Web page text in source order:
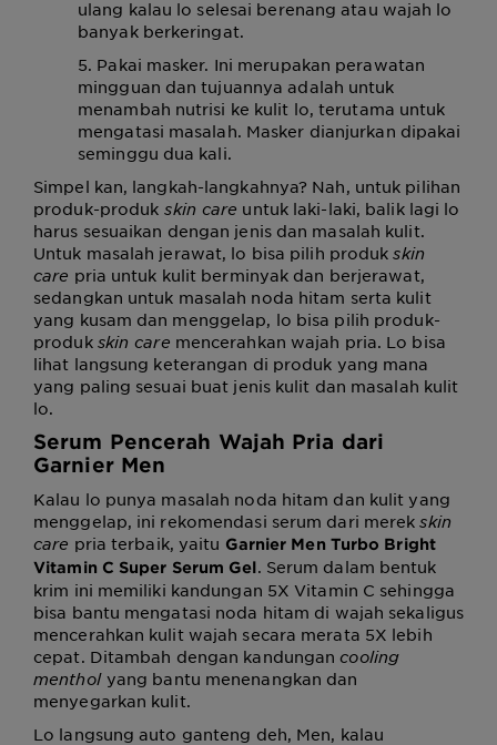
ulang kalau lo selesai berenang atau wajah lo
banyak berkeringat.
5. Pakai masker. Ini merupakan perawatan
mingguan dan tujuannya adalah untuk
menambah nutrisi ke kulit lo, terutama untuk
mengatasi masalah. Masker dianjurkan dipakai
seminggu dua kali.
Simpel kan, langkah-langkahnya? Nah, untuk pilihan
produk-produk skin care untuk laki-laki, balik lagi lo
harus sesuaikan dengan jenis dan masalah kulit.
Untuk masalah jerawat, lo bisa pilih produkskin
care pria untuk kulit berminyak dan berjerawat,
sedangkan untuk masalah noda hitam serta kulit
yang kusam dan menggelap, lo bisa pilih produk-
produk skin care mencerahkan wajah pria. Lo bisa
lihat langsung keterangan di produk yang mana
yang paling sesuai buat jenis kulit dan masalah kulit
lo.
Serum Pencerah Wajah Pria dari
Garnier Men
Kalau lo punya masalah noda hitam dan kulit yang
menggelap, ini rekomendasi serum dari merekskin
care pria terbaik, yaitu Garnier Men Turbo Bright
Vitamin C Super Serum Gel. Serum dalam bentuk
krim ini memiliki kandungan 5X Vitamin C sehingga
bisa bantu mengatasi noda hitam di wajah sekaligus
mencerahkan kulit wajah secara merata 5X lebih
cepat. Ditambah dengan kandungancooling
menthol yang bantu menenangkan dan
menyegarkan kulit.
Lo langsung auto ganteng deh, Men, kalau